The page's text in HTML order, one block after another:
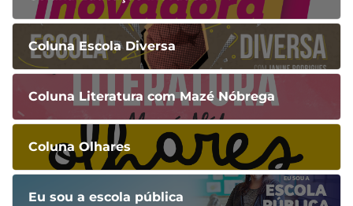
Coluna Escola Diversa
Coluna Literatura com Mazé Nóbrega
Coluna Olhares
Eu sou a escola pública